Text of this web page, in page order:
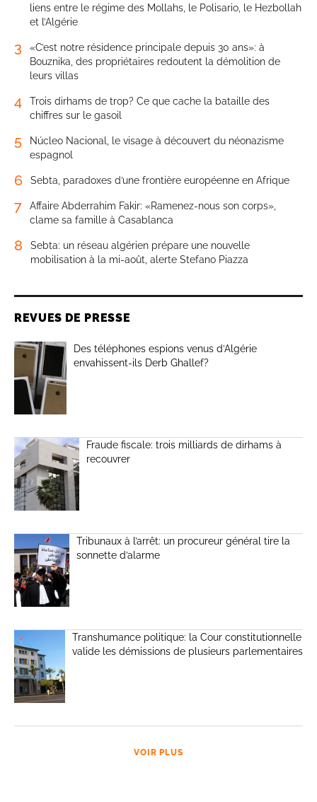
liens entre le régime des Mollahs, le Polisario, le Hezbollah
et l’Algérie
3
«C’est notre résidence principale depuis 30 ans»: à
Bouznika, des propriétaires redoutent la démolition de
leurs villas
4
Trois dirhams de trop? Ce que cache la bataille des
chiffres sur le gasoil
5
Núcleo Nacional, le visage à découvert du néonazisme
espagnol
6 Sebta, paradoxes d’une frontière européenne en Afrique
7
Affaire Abderrahim Fakir: «Ramenez-nous son corps»,
clame sa famille à Casablanca
8
Sebta: un réseau algérien prépare une nouvelle
mobilisation à la mi-août, alerte Stefano Piazza
REVUES DE PRESSE
Des téléphones espions venus d’Algérie
envahissent-ils Derb Ghallef?
Fraude fiscale: trois milliards de dirhams à
recouvrer
Tribunaux à l’arrêt: un procureur général tire la
sonnette d’alarme
Transhumance politique: la Cour constitutionnelle
valide les démissions de plusieurs parlementaires
VOIR PLUS